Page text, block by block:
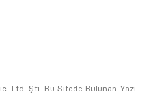
Ltd. Şti. Bu Sitede Bulunan Yazı
Tic. Ltd. Şti. Bu Sitede Bulunan
tarafından tasarlanmış ve